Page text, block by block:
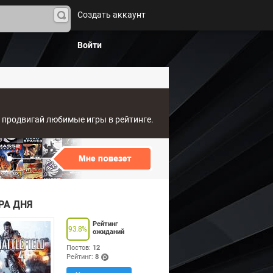
На
йти
Создать аккаунт
Войти
любимые игры в рейтинге.
ДНЯ
93.8%
Рейтинг
ожиданий
Постов: 12
Рейтинг: 8
(po